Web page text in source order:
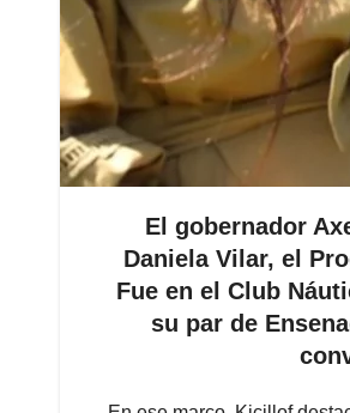
El gobernador
Daniela Vilar, el
Fue en el Club
su par de